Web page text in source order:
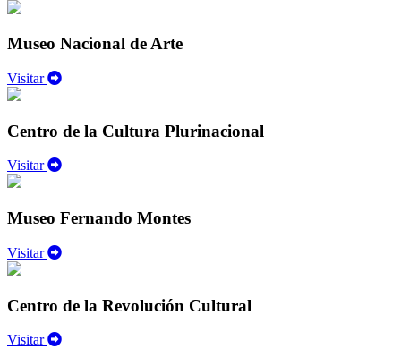
Museo Nacional de Arte
Visitar
Centro de la Cultura Plurinacional
Visitar
Museo Fernando Montes
Visitar
Centro de la Revolución Cultural
Visitar